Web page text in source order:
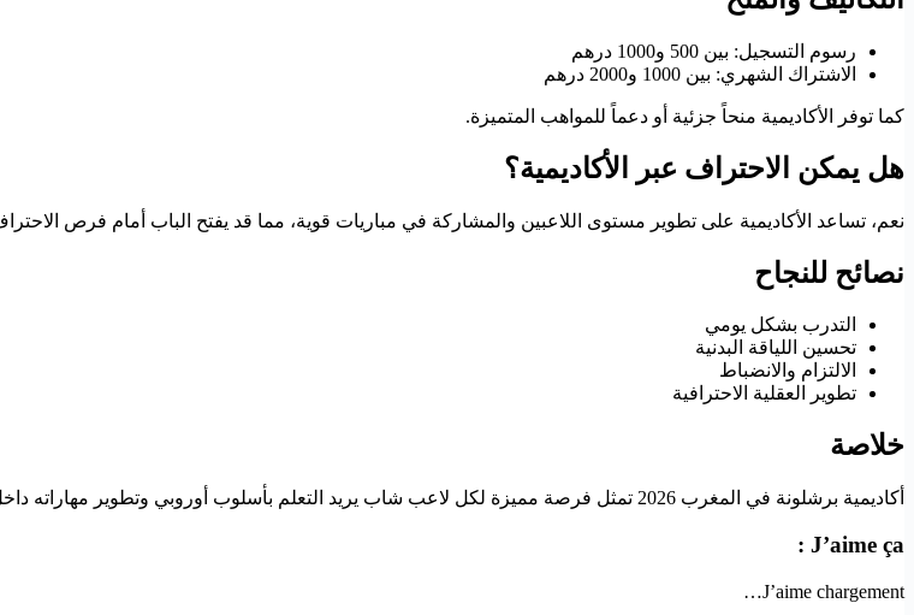
رسوم التسجيل: بين 500 و1000 درهم
الاشتراك الشهري: بين 1000 و2000 درهم
كما توفر الأكاديمية منحاً جزئية أو دعماً للمواهب المتميزة.
هل يمكن الاحتراف عبر الأكاديمية؟
نعم، تساعد الأكاديمية على تطوير مستوى اللاعبين والمشاركة في مباريات قوية، مما قد يفتح الباب أمام فرص
نصائح للنجاح
التدرب بشكل يومي
تحسين اللياقة البدنية
الالتزام والانضباط
تطوير العقلية الاحترافية
خلاصة
أكاديمية برشلونة في المغرب 2026 تمثل فرصة مميزة لكل لاعب شاب يريد التعلم بأسلوب أوروبي وتطوير مهاراته داخل بيئة احترافية.
J’aime ça :
J’aime chargement…